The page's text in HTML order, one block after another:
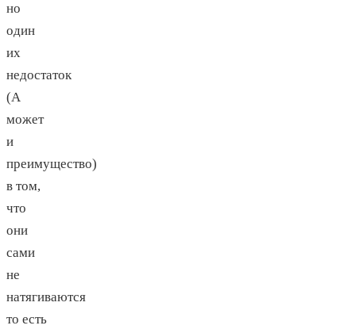
но
один
их
недостаток
(А
может
и
преимущество)
в том,
что
они
сами
не
натягиваются
то есть